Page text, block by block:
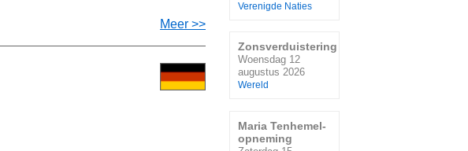
Meer >>
Verenigde Naties
Zonsverduistering
Woensdag 12
augustus 2026
Wereld
Maria Tenhemel-
opneming